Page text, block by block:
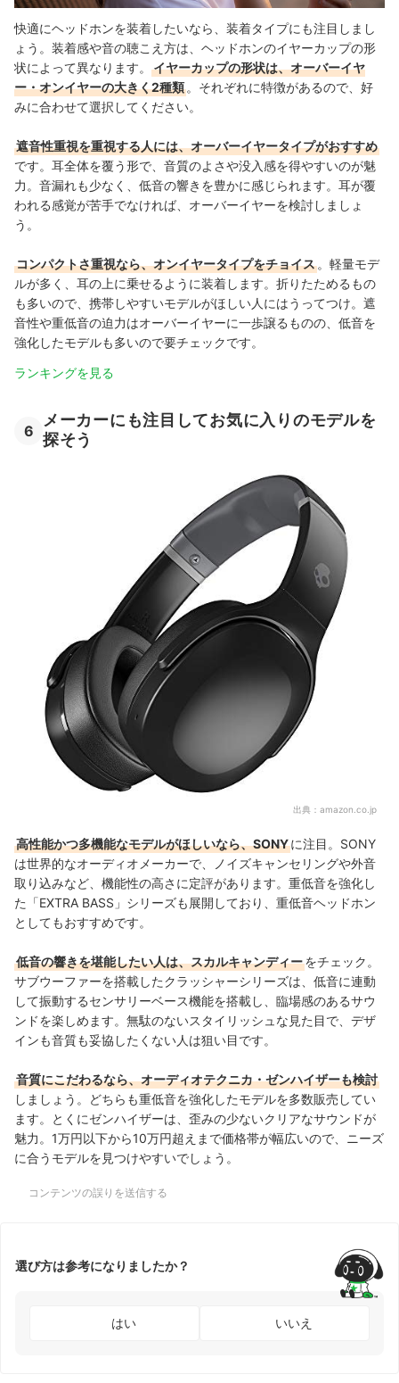
快適にヘッドホンを装着したいなら、装着タイプにも注目しまし
ょう。装着感や音の聴こえ方は、ヘッドホンのイヤーカップの形
状によって異なります。
イヤーカップの形状は、オーバーイヤ
ー・オンイヤーの大きく2種類 。それぞれに特徴があるので、好
みに合わせて選択してください。
遮音性重視を重視する人には、オーバーイヤータイプがおすすめ
です。耳全体を覆う形で、音質のよさや没入感を得やすいのが魅
力。音漏れも少なく、低音の響きを豊かに感じられます。耳が覆
われる感覚が苦手でなければ、オーバーイヤーを検討しましょ
う。
コンパクトさ重視なら、オンイヤータイプをチョイス 。軽量モデ
ルが多く、耳の上に乗せるように装着します。折りたためるもの
も多いので、携帯しやすいモデルがほしい人にはうってつけ。遮
音性や重低音の迫力はオーバーイヤーに一歩譲るものの、低音を
強化したモデルも多いので要チェックです。
ランキングを見る
6
メーカーにも注目してお気に入りのモデルを
探そう
出典： amazon.co.jp
高性能かつ多機能なモデルがほしいなら、SONYに注目。SONY
は世界的なオーディオメーカーで、ノイズキャンセリングや外音
取り込みなど、機能性の高さに定評があります。重低音を強化し
た「EXTRA BASS」シリーズも 展開しており、重低音ヘッドホン
としてもおすすめです。
低音の響きを堪能したい人は、スカルキャンディーをチェック。
サブウーファーを搭載したクラッシャーシリーズは、低音に連動
して振動するセンサリーベース機能を搭載し、臨場感のあるサウ
ンドを楽しめます。無駄のないスタイリッシュな見た目で、デザ
インも音質も妥協したくない人は狙い目です。
音質にこだわるなら、オーディオテクニカ・ゼンハイザーも検討
しましょう。どちらも重低音を強化したモデルを多数販売してい
ます。とくにゼンハイザーは、歪みの少ないクリアなサウンドが
魅力。1万円以下から10万円超えまで価格帯が幅広いので、ニーズ
に合うモデルを見つけやすいでしょう。
コンテンツの誤りを送信する
選び方は参考になりましたか？
はい いいえ